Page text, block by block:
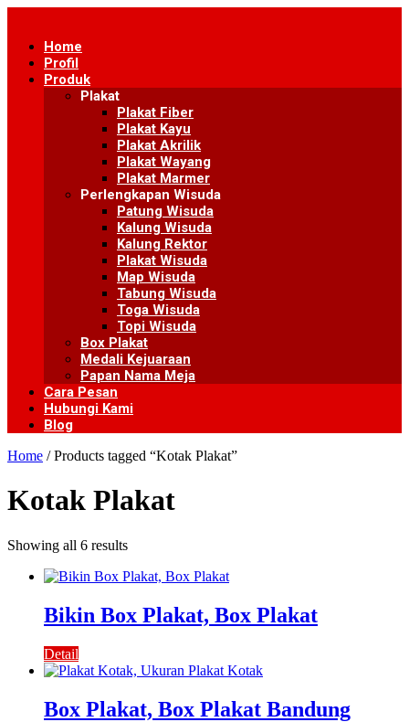
contentHome
Profil
Produk
Plakat
Plakat Fiber
Plakat Kayu
Plakat Akrilik
Plakat Wayang
Plakat Marmer
Perlengkapan Wisuda
Patung Wisuda
Kalung Wisuda
Kalung Rektor
Plakat Wisuda
Map Wisuda
Tabung Wisuda
Toga Wisuda
Topi Wisuda
Box Plakat
Medali Kejuaraan
Papan Nama Meja
Cara Pesan
Hubungi Kami
Blog
Home / Products tagged “Kotak Plakat”
Kotak Plakat
Showing all 6 results
Bikin Box Plakat, Box Plakat
Detail
Box Plakat, Box Plakat Bandung